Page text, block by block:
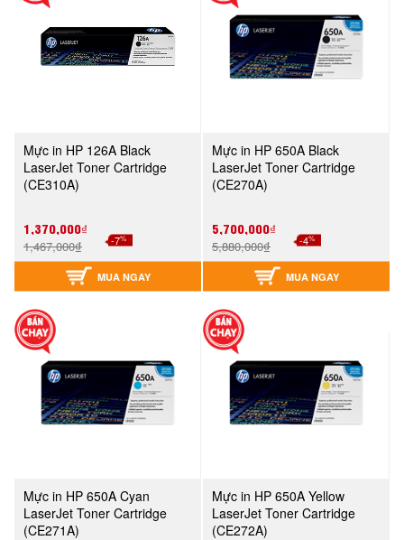
Mực in HP 126A Black
LaserJet Toner Cartridge
(CE310A)
1,370,000₫
1,467,000₫ -7%
MUA NGAY
Mực in HP 650A Black
LaserJet Toner Cartridge
(CE270A)
5,700,000₫
5,880,000₫ -4%
MUA NGAY
Mực in HP 650A Cyan
LaserJet Toner Cartridge
(CE271A)
Mực in HP 650A Yellow
LaserJet Toner Cartridge
(CE272A)